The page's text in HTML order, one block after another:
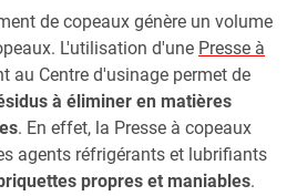
de copeaux génère un volume
L'utilisation d'une Presse à
au Centre d'usinage permet de
à éliminer en matières
. En effet, la Presse à copeaux
agents réfrigérants et lubrifiants
propres et maniables.